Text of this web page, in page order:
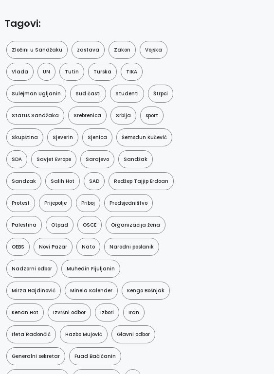
Tagovi:
Zločini u Sandžaku zastava Zakon Vojska
Vlada UN Tutin Turska TIKA
Sulejman Ugljanin Sud časti Studenti Štrpci
Status Sandžaka Srebrenica Srbija sport
Skupština Sjeverin Sjenica Šemsdun Kučević
SDA Savjet Evrope Sarajevo Sandžak
Sandzak Salih Hot SAD Redžep Tajjip Erdoan
Protest Prijepolje Priboj Predsjedništvo
Palestina Otpad OSCE Organizacija žena
OEBS Novi Pazar Nato Narodni poslanik
Nadzorni odbor Muhedin Fijuljanin
Mirza Hajdinović Minela Kalender Kengo Bošnjak
Kenan Hot Izvršni odbor Izbori Iran
Ifeta Radončić Hazbo Mujović Glavni odbor
Generalni sekretar Fuad Baćićanin